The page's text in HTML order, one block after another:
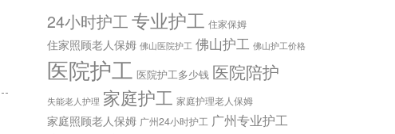
24小时护工专业护工 住家保姆
住家照顾老人保姆 佛山医院护工 佛山护工 佛山护工价格
医院护工 医院护工多少钱 医院陪护
失能老人护理 家庭护工 家庭护理老人保姆
家庭照顾老人保姆 广州24小时护工 广州专业护工